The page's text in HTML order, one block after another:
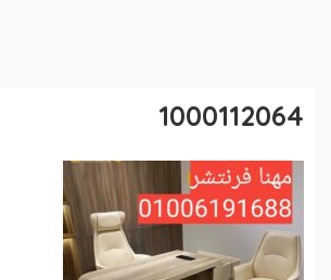
1000112064